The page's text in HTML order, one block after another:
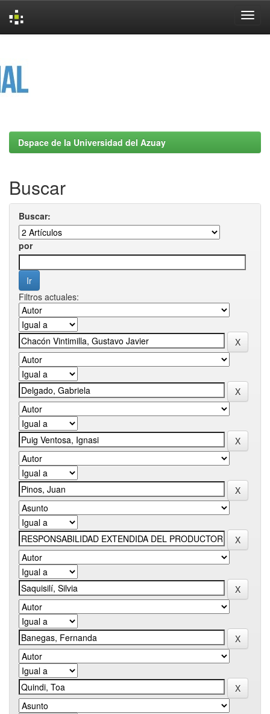
Dspace de la Universidad del Azuay
Buscar
Buscar:
por
Filtros actuales: